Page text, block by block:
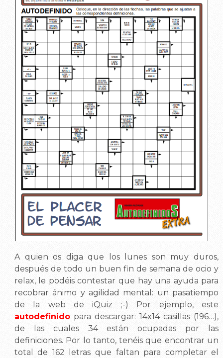
A quien os diga que los lunes son muy duros,
después de todo un buen fin de semana de ocio y
relax, le podéis contestar que hay una ayuda para
recobrar ánimo y agilidad mental: un pasatiempo
de la web de iQuiz ;-) Por ejemplo, este
autodefinido para descargar: 14x14 casillas (196…),
de las cuales 34 están ocupadas por las
definiciones. Por lo tanto, tenéis que encontrar un
total de 162 letras que faltan para completar el